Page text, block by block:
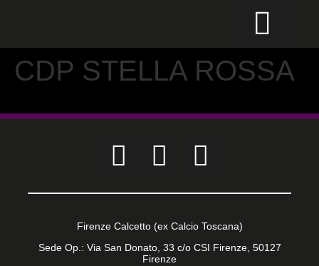
CDP STELLA ROSSA
Firenze Calcetto (ex Calcio Toscana)
Sede Op.: Via San Donato, 33 c/o CSI Firenze, 50127
Firenze